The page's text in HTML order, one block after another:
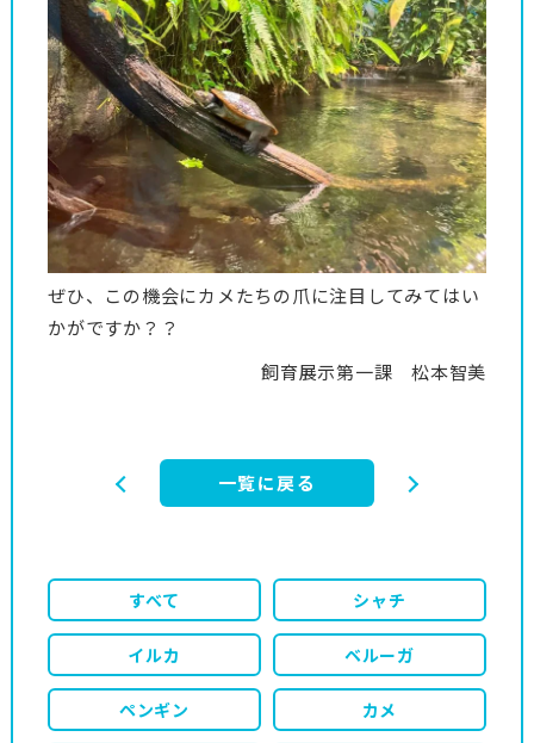
ぜひ、この機会にカメたちの爪に注目してみてはい
かがですか？？
飼育展示第一課 松本智美
一覧に戻る
すべて シャチ
イルカ ベルーガ
ペンギン カメ